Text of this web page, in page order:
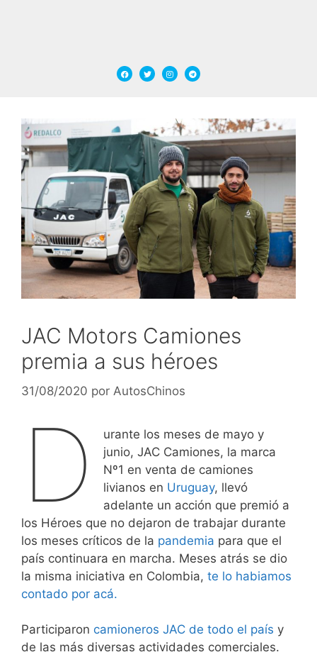
JAC Motors Camiones
premia a sus héroes
31/08/2020 por AutosChinos
D
urante los meses de mayo y
junio, JAC Camiones, la marca
Nº1 en venta de camiones
livianos en Uruguay, llevó
adelante un acción que premió a
los Héroes que no dejaron de trabajar durante
los meses críticos de la pandemia para que el
país continuara en marcha. Meses atrás se dio
la misma iniciativa en Colombia, te lo habiamos
contado por acá.
Participaron camioneros JAC de todo el país y
de las más diversas actividades comerciales.